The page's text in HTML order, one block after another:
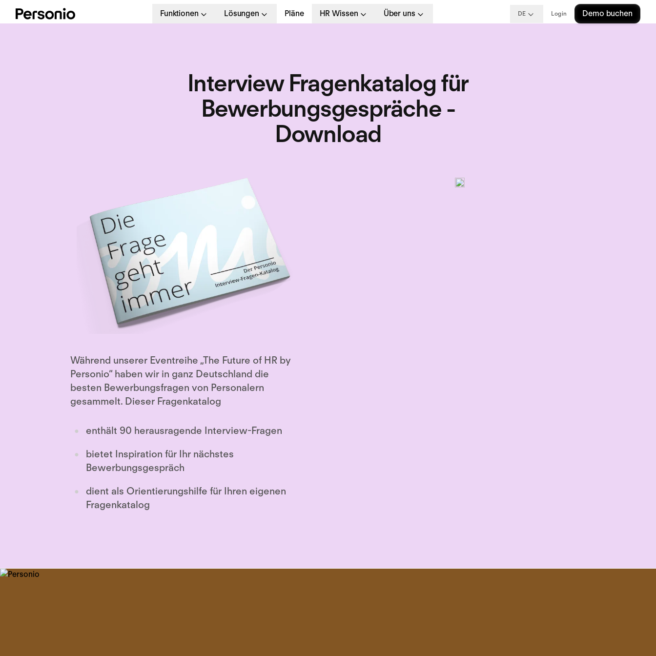
Funktionen Lösungen Pläne HR Wissen Über uns DE Login Demo buchen
Interview Fragenkatalog für
Bewerbungsgespräche -
Download
Während unserer Eventreihe „The Future of HR by
Personio“ haben wir in ganz Deutschland die
besten Bewerbungsfragen von Personalern
gesammelt. Dieser Fragenkatalog
enthält 90 herausragende Interview-Fragen
bietet Inspiration für Ihr nächstes
Bewerbungsgespräch
dient als Orientierungshilfe für Ihren eigenen
Fragenkatalog